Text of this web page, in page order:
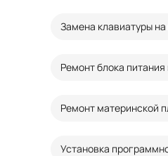
Замена клавиатуры на
Ремонт блока
Ремонт материнской
Установка